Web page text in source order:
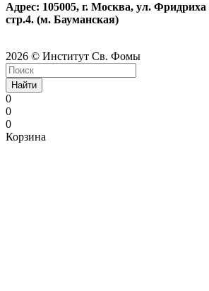
Адрес: 105005, г. Москва, ул. Фридриха
стр.4. (м. Бауманская)
2026 © Институт Св. Фомы
Найти
0
0
0
Корзина